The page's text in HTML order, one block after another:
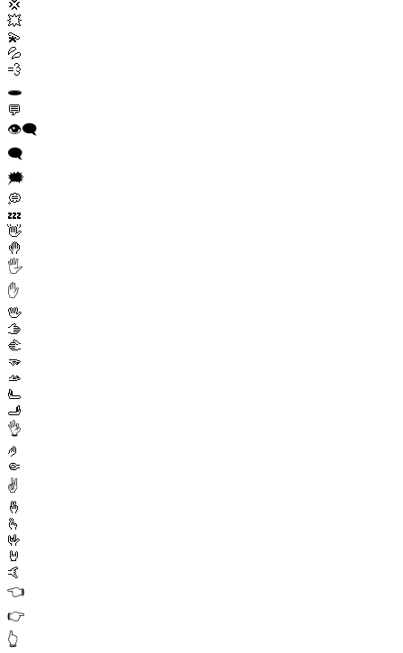
💢
💥
💫
💦
💨
🕳️
💬
👁️‍🗨️
🗨️
🗯️
💭
💤
👋
🤚
🖐️
✋
🖖
🫱
🫲
🫳
🫴
🫷
🫸
👌
🤌
🤏
✌️
🤞
🫰
🤟
🤘
🤙
👈
👉
👆